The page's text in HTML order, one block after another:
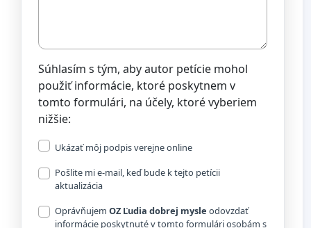
Súhlasím s tým, aby autor petície mohol
použiť informácie, ktoré poskytnem v
tomto formulári, na účely, ktoré vyberiem
nižšie:
Ukázať môj podpis verejne online
Pošlite mi e-mail, keď bude k tejto petícii
aktualizácia
Oprávňujem OZ Ľudia dobrej mysle odovzdať
informácie poskytnuté v tomto formulári osobám s